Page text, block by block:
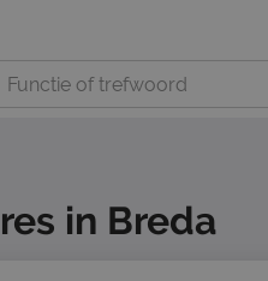
in Breda